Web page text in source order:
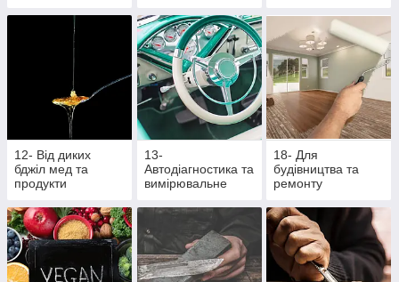
12- Від диких
бджіл мед та
продукти
13-
Автодіагностика та
вимірювальне
18- Для
будівництва та
ремонту